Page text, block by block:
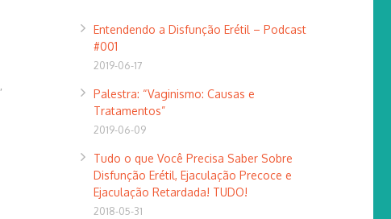
Entendendo a Disfunção Erétil – Podcast
#001
2019-06-17
Palestra: “Vaginismo: Causas e
Tratamentos”
2019-06-09
Tudo o que Você Precisa Saber Sobre
Disfunção Erétil, Ejaculação Precoce e
Ejaculação Retardada! TUDO!
2018-05-31